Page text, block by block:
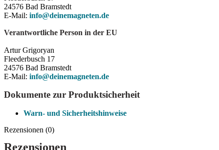
24576 Bad Bramstedt
E-Mail: info@deinemagneten.de
Verantwortliche Person in der EU
Artur Grigoryan
Fleederbusch 17
24576 Bad Bramstedt
E-Mail: info@deinemagneten.de
Dokumente zur Produktsicherheit
Warn- und Sicherheitshinweise
Rezensionen (0)
Rezensionen